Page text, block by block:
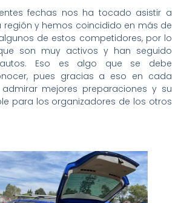
fechas nos ha tocado asistir a
región y hemos coincidido en más de
de estos competidores, por lo
son muy activos y han seguido
Eso es algo que se debe
pues gracias a eso en cada
mejores preparaciones y su
para los organizadores de los otros